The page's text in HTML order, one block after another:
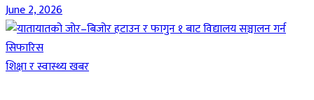
June 2, 2026
शिक्षा र स्वास्थ्य खबर